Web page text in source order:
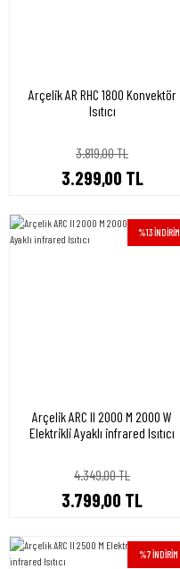
Arçelik AR RHC 1800 Konvektör
Isıtıcı
3.819,00 TL
3.299,00 TL
%13 İNDİRİM
Arçelik ARC II 2000 M 2000 W
Elektrikli Ayaklı infrared Isıtıcı
4.349,00 TL
3.799,00 TL
%7 İNDİRİM